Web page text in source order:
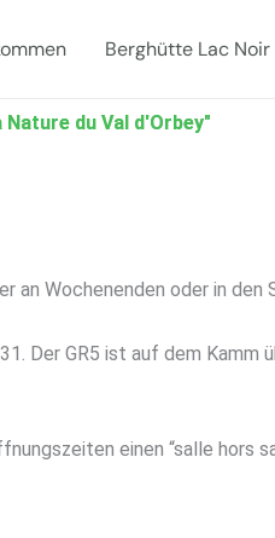
Berghütte Lac Noir
du Val d'Orbey"
an Wochenenden oder in
Der GR5 ist auf dem Kamm
einen “salle hors